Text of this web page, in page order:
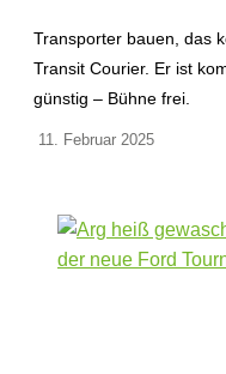
Transporter bauen, das
Transit Courier. Er ist
günstig – Bühne frei.
11. Februar 2025